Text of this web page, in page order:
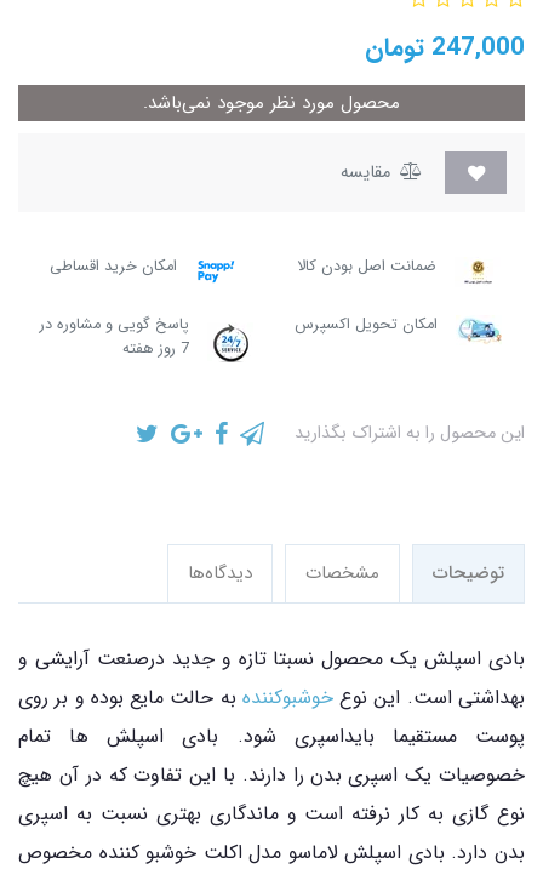
247,000 تومان
محصول مورد نظر موجود نمی‌باشد.
مقایسه
ضمانت اصل بودن کالا امکان خرید اقساطی
امکان تحویل اکسپرس
پاسخ گویی و مشاوره در
7 روز هفته
این محصول را به اشتراک بگذارید
توضیحات مشخصات دیدگاه‌ها
بادی اسپلش یک محصول نسبتا تازه و جدید درصنعت آرایشی و
بهداشتی است. این نوعخوشبوکننده به حالت مایع بوده و بر روی
پوست مستقیما بایداسپری شود. بادی اسپلش ها تمام
خصوصیات یک اسپری بدن را دارند. با این تفاوت که در آن هیچ
نوع گازی به کار نرفته است و ماندگاری بهتری نسبت به اسپری
بدن دارد. بادی اسپلش لاماسو مدل اکلت خوشبو کننده مخصوص